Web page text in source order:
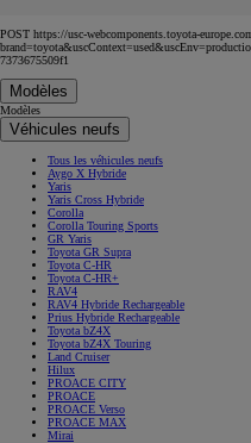
POST https://usc-webcomponents.toyota-
7373675509f1
Modèles
Modèles
Véhicules neufs
Tous les véhicules neufs
Aygo X Hybride
Yaris
Yaris Cross Hybride
Corolla
Corolla Touring Sports
GR Yaris
Toyota GR Supra
Toyota C-HR
Toyota C-HR+
RAV4
RAV4 Hybride Rechargeable
Prius Hybride Rechargeable
Toyota bZ4X
Toyota bZ4X Touring
Land Cruiser
Hilux
PROACE CITY
PROACE
PROACE Verso
PROACE MAX
Mirai